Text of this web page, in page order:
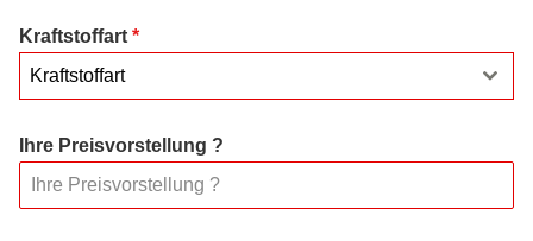
Kraftstoffart *
Kraftstoffart
Ihre Preisvorstellung ?